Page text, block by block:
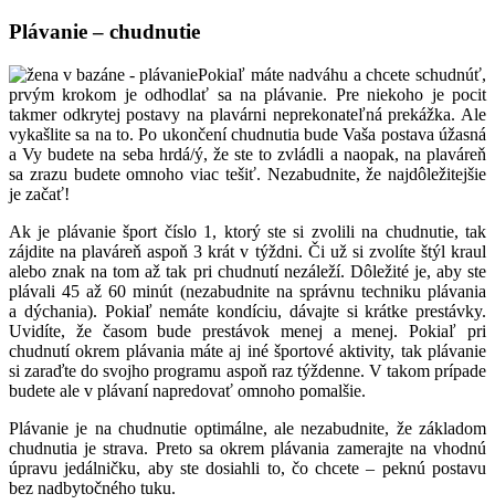
Plávanie – chudnutie
Pokiaľ máte nadváhu a chcete schudnúť,
prvým krokom je odhodlať sa na plávanie. Pre niekoho je pocit
takmer odkrytej postavy na plavárni neprekonateľná prekážka. Ale
vykašlite sa na to. Po ukončení chudnutia bude Vaša postava úžasná
a Vy budete na seba hrdá/ý, že ste to zvládli a naopak, na plaváreň
sa zrazu budete omnoho viac tešiť. Nezabudnite, že najdôležitejšie
je začať!
Ak je plávanie šport číslo 1, ktorý ste si zvolili na chudnutie, tak
zájdite na plaváreň aspoň 3 krát v týždni. Či už si zvolíte štýl kraul
alebo znak na tom až tak pri chudnutí nezáleží. Dôležité je, aby ste
plávali 45 až 60 minút (nezabudnite na správnu techniku plávania
a dýchania). Pokiaľ nemáte kondíciu, dávajte si krátke prestávky.
Uvidíte, že časom bude prestávok menej a menej. Pokiaľ pri
chudnutí okrem plávania máte aj iné športové aktivity, tak plávanie
si zaraďte do svojho programu aspoň raz týždenne. V takom prípade
budete ale v plávaní napredovať omnoho pomalšie.
Plávanie je na chudnutie optimálne, ale nezabudnite, že základom
chudnutia je strava. Preto sa okrem plávania zamerajte na vhodnú
úpravu jedálničku, aby ste dosiahli to, čo chcete – peknú postavu
bez nadbytočného tuku.